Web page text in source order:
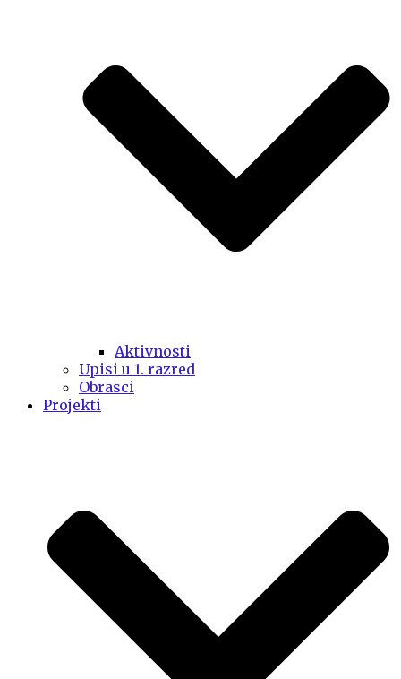
Aktivnosti
Upisi u 1. razred
Obrasci
Projekti